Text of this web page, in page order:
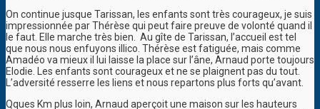
On continue jusque Tarissan, les enfants sont très courageux, je suis
impressionnée par Thérèse qui peut faire preuve de volonté quand il
le faut. Elle marche très bien. Au gîte de Tarissan, l’accueil est tel
que nous nous enfuyons illico. Thérèse est fatiguée, mais comme
Amadéo va mieux il lui laisse la place sur l’âne, Arnaud porte toujours
Elodie. Les enfants sont courageux et ne se plaignent pas du tout.
L’adversité resserre les liens et nous repartons plus forts qu’avant.
Qques Km plus loin, Arnaud aperçoit une maison sur les hauteurs